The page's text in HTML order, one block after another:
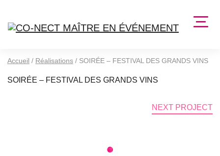
Accueil / Réalisations / SOIRÉE – FESTIVAL DES GRANDS VINS
SOIRÉE – FESTIVAL DES GRANDS VINS
NEXT PROJECT
1